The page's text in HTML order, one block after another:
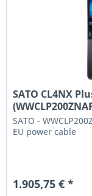
SATO CL4NX
SATO -
EU power cable
1.905,75 € *